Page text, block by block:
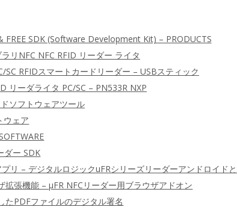
SDK (Software Development Kit) – PRODUCTS
リNFC NFC RFID リーダー ライタ
SC RFIDスマートカードリーダー – USBスティック
リーダライタ PC/SC – PN533R NXP
ソフトウェアツール
ウェア
ダー SDK
リ – デジタルロジックuFRシリーズリーダーアンドロイド
拡張機能 – μFR NFCリーダー用ブラウザアドオン
たPDFファイルのデジタル署名